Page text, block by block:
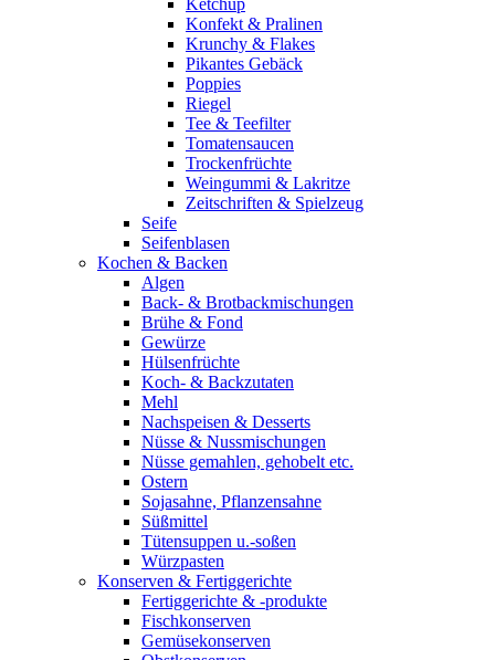
Ketchup
Konfekt & Pralinen
Krunchy & Flakes
Pikantes Gebäck
Poppies
Riegel
Tee & Teefilter
Tomatensaucen
Trockenfrüchte
Weingummi & Lakritze
Zeitschriften & Spielzeug
Seife
Seifenblasen
Kochen & Backen
Algen
Back- & Brotbackmischungen
Brühe & Fond
Gewürze
Hülsenfrüchte
Koch- & Backzutaten
Mehl
Nachspeisen & Desserts
Nüsse & Nussmischungen
Nüsse gemahlen, gehobelt etc.
Ostern
Sojasahne, Pflanzensahne
Süßmittel
Tütensuppen u.-soßen
Würzpasten
Konserven & Fertiggerichte
Fertiggerichte & -produkte
Fischkonserven
Gemüsekonserven